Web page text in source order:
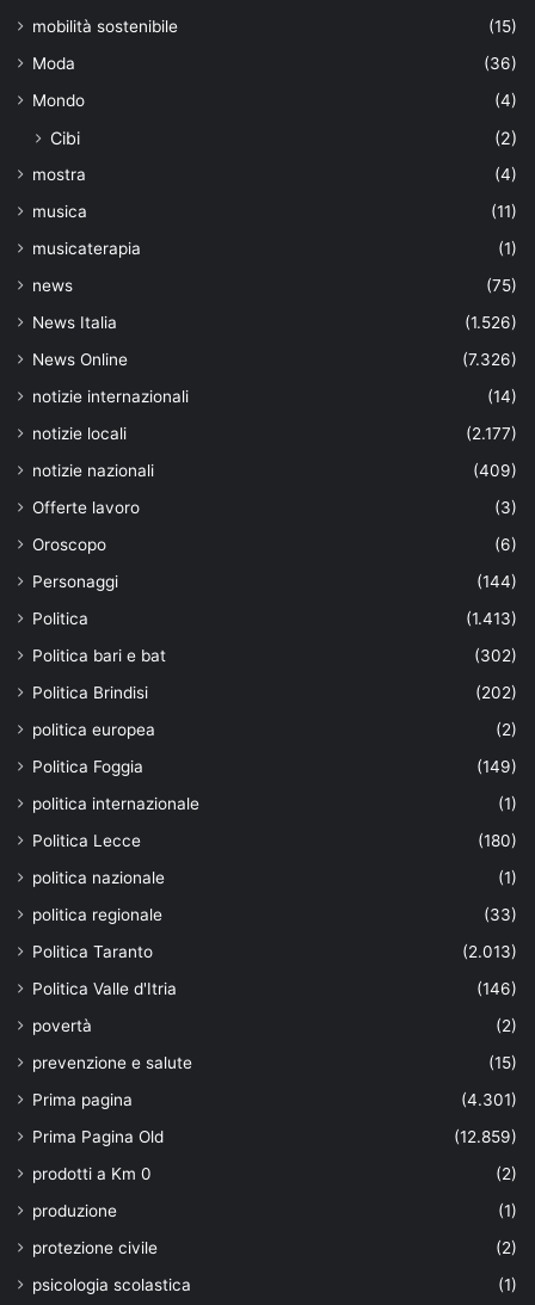
mobilità sostenibile
(15)
Moda
(36)
Mondo
(4)
Cibi (2)
mostra
(4)
musica
(11)
musicaterapia
(1)
news
(75)
News Italia
(1.526)
News Online
(7.326)
notizie internazionali
(14)
notizie locali
(2.177)
notizie nazionali
(409)
Offerte lavoro
(3)
Oroscopo
(6)
Personaggi
(144)
Politica
(1.413)
Politica bari e bat
(302)
Politica Brindisi
(202)
politica europea
(2)
Politica Foggia
(149)
politica internazionale
(1)
Politica Lecce
(180)
politica nazionale
(1)
politica regionale
(33)
Politica Taranto
(2.013)
Politica Valle d'Itria
(146)
povertà
(2)
prevenzione e salute
(15)
Prima pagina
(4.301)
Prima Pagina Old
(12.859)
prodotti a Km 0
(2)
produzione
(1)
protezione civile
(2)
psicologia scolastica
(1)